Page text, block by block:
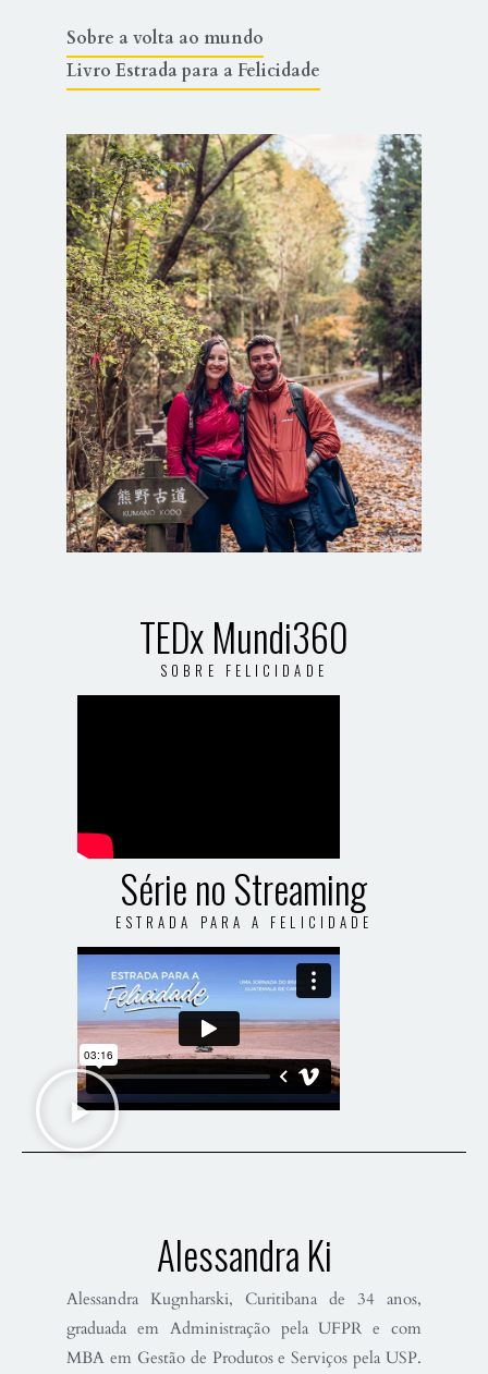
Sobre a volta ao mundo
Livro Estrada para a Felicidade
TEDx Mundi360
SOBRE FELICIDADE
Série no Streaming
ESTRADA PARA A FELICIDADE
Alessandra Ki
Alessandra Kugnharski, Curitibana de 34 anos,
graduada em Administração pela UFPR e com
MBA em Gestão de Produtos e Serviços pela USP.